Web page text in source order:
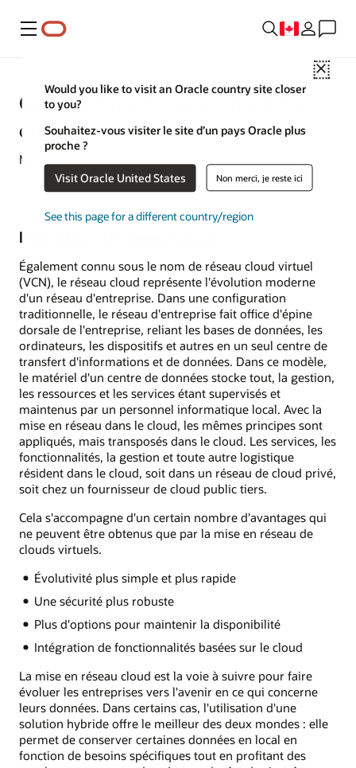
Menu
Close
Would you like to visit an Oracle country site closer
to you?
Souhaitez-vous visiter le site d’un pays Oracle plus
proche ?
Visit Oracle United States Non merci, je reste ici
See this page for a different country/region
Qu'est-ce que la mise en réseau
cloud ?
Michael Chen | Content Strategist | 25 février 2021
Définition du réseau cloud
Également connu sous le nom de réseau cloud virtuel
(VCN), le réseau cloud représente l'évolution moderne
d'un réseau d'entreprise. Dans une configuration
traditionnelle, le réseau d'entreprise fait office d'épine
dorsale de l'entreprise, reliant les bases de données, les
ordinateurs, les dispositifs et autres en un seul centre de
transfert d'informations et de données. Dans ce modèle,
le matériel d'un centre de données stocke tout, la gestion,
les ressources et les services étant supervisés et
maintenus par un personnel informatique local. Avec la
mise en réseau dans le cloud, les mêmes principes sont
appliqués, mais transposés dans le cloud. Les services, les
fonctionnalités, la gestion et toute autre logistique
résident dans le cloud, soit dans un réseau de cloud privé,
soit chez un fournisseur de cloud public tiers.
Cela s'accompagne d'un certain nombre d'avantages qui
ne peuvent être obtenus que par la mise en réseau de
clouds virtuels.
Évolutivité plus simple et plus rapide
Une sécurité plus robuste
Plus d'options pour maintenir la disponibilité
Intégration de fonctionnalités basées sur le cloud
La mise en réseau cloud est la voie à suivre pour faire
évoluer les entreprises vers l'avenir en ce qui concerne
leurs données. Dans certains cas, l'utilisation d'une
solution hybride offre le meilleur des deux mondes : elle
permet de conserver certaines données en local en
fonction de besoins spécifiques tout en profitant des